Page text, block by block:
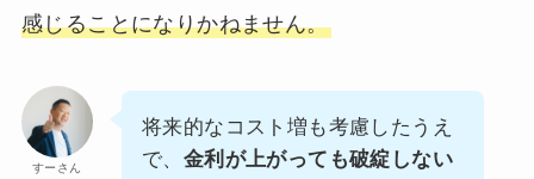
感じることになりかねません。
すーさん
将来的なコスト増も考慮したうえ
で、 金利が上がっても破綻しない